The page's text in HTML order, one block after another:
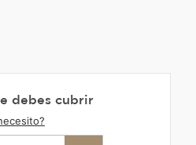
debes cubrir